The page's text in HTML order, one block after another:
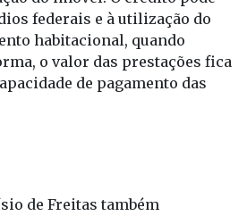
o valor das prestações fica
de pagamento das
de Freitas também